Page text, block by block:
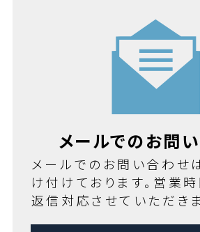
メールでのお問
メールでのお問い合わせ
け付けております。営業
返信対応させていただきま